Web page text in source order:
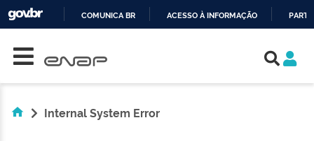
COMUNICA BR ACESSO À INFORMAÇÃO
Internal System Error